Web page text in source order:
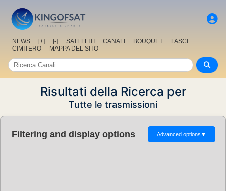
NEWS [+] [-] SATELLITI CANALI BOUQUET
FASCI
CIMITERO
MAPPA DEL SITO
Risultati della Ricerca per
Tutte le trasmissioni
Filtering and display options Advanced options ▼